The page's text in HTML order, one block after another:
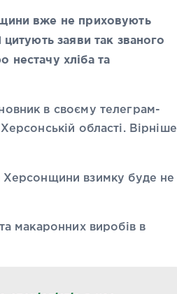
вже не приховують
заяви так званого
нестачу хліба та
в своєму телеграм-
області. Вірніше
Херсонщини взимку буде не
макаронних виробів в